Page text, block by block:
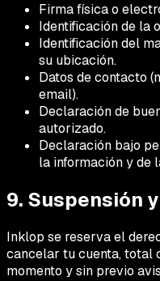
Firma física o
Identificación de la
Identificación del
su ubicación.
Datos de contacto
email).
Declaración de
autorizado.
Declaración bajo
la información y de
9. Suspensión
Inklop se reserva el
cancelar tu cuenta, total
momento y sin previo